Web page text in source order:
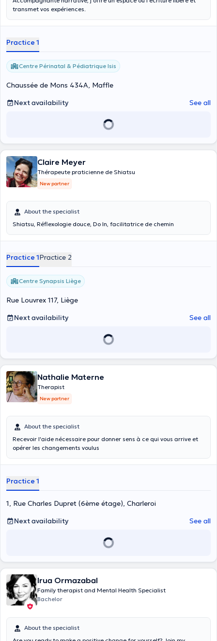
transmet vos expériences.
Practice 1
Centre Périnatal & Pédiatrique Isis
Chaussée de Mons 434A, Maffle
Next availability
See all
Claire Meyer
Thérapeute praticienne de Shiatsu
New partner
About the specialist
Shiatsu, Réflexologie douce, Do In, facilitatrice de chemin
Practice 1Practice 2
Centre Synapsis Liège
Rue Louvrex 117, Liège
Next availability
See all
Nathalie Materne
Therapist
New partner
About the specialist
Recevoir l'aide nécessaire pour donner sens à ce qui vous arrive et
opérer les changements voulus
Practice 1
1, Rue Charles Dupret (6ème étage), Charleroi
Next availability
See all
Irua Ormazabal
Family therapist and Mental Health Specialist
Bachelor
About the specialist